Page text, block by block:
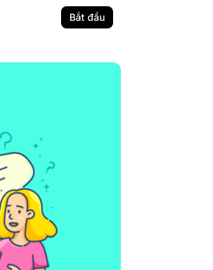
Bắt đầu